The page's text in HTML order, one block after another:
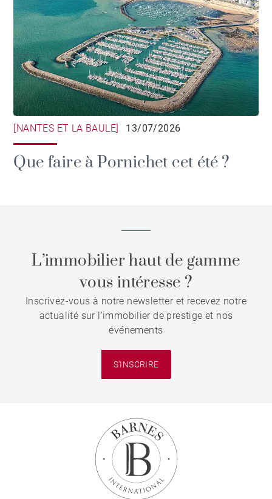
[NANTES ET LA BAULE] 13/07/2026
Que faire à Pornichet cet été ?
L’immobilier haut de gamme
vous intéresse ?
Inscrivez-vous à notre newsletter et recevez notre
actualité sur l'immobilier de prestige et nos
événements
S'INSCRIRE